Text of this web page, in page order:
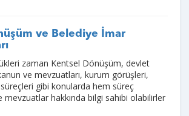
ve Belediye İmar
zaman Kentsel Dönüşüm, devlet
ve mevzuatları, kurum görüşleri,
gibi konularda hem süreç
hakkında bilgi sahibi olabilirler